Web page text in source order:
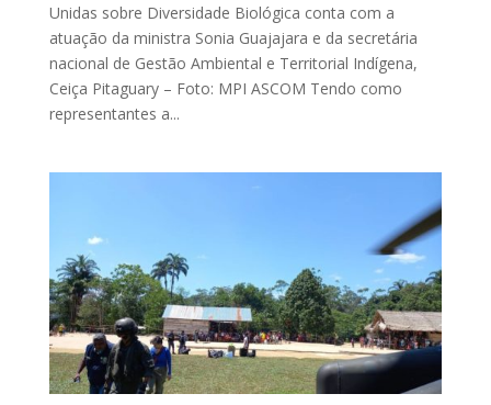
Unidas sobre Diversidade Biológica conta com a
atuação da ministra Sonia Guajajara e da secretária
nacional de Gestão Ambiental e Territorial Indígena,
Ceiça Pitaguary – Foto: MPI ASCOM Tendo como
representantes a...